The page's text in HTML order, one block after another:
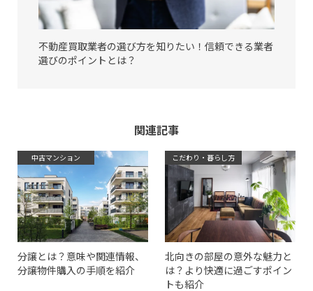
不動産買取業者の選び方を知りたい！信頼できる業者
選びのポイントとは？
関連記事
中古マンション
分譲とは？意味や関連情報、
分譲物件購入の手順を紹介
こだわり・暮らし方
北向きの部屋の意外な魅力と
は？より快適に過ごすポイン
トも紹介